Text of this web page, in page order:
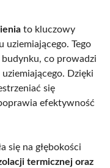
to kluczowy
uziemiającego. Tego
co prowadzi
Dzięki
się
efektywność
się na głębokości
termicznej oraz